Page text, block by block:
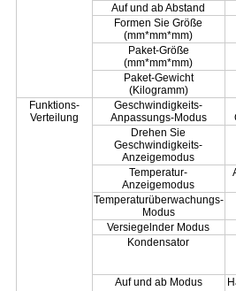
Auf und ab Abstand
Formen Sie Größe
(mm*mm*mm)
Paket-Größe
(mm*mm*mm)
Paket-Gewicht
(Kilogramm)
Funktions-
Verteilung
Geschwindigkeits-
Anpassungs-Modus
Drehen Sie
Geschwindigkeits-
Anzeigemodus
Temperatur-
Anzeigemodus
Temperaturüberwachungs-
Modus
Versiegelnder Modus
Kondensator
Auf und ab Modus